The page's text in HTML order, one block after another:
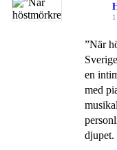
”När
en
med
djupet.